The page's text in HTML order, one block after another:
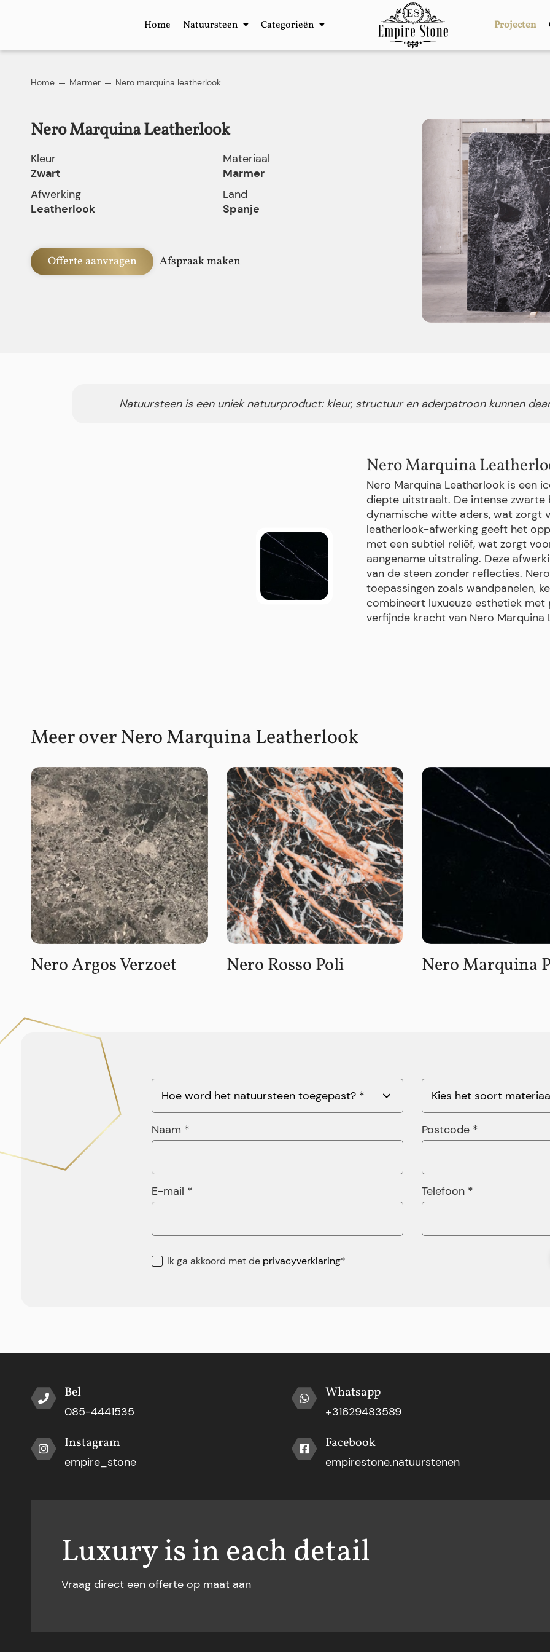
Home Natuursteen Categorieën Projecten
Home Marmer Nero marquina leatherlook
Nero Marquina Leatherlook
Kleur
Zwart
Afwerking
Leatherlook
Materiaal
Marmer
Land
Spanje
Offerte aanvragen Afspraak maken
Natuursteen is een uniek natuurproduct: kleur, structuur en aderpatroon kunnen
Nero Marquina
Nero Marquina Leatherlook is een
diepte uitstraalt. De intense
dynamische witte aders, wat zorgt
leatherlook-afwerking geeft het
met een subtiel reliëf, wat zorgt
aangename uitstraling. Deze
van de steen zonder reflecties.
toepassingen zoals wandpanelen,
combineert luxueuze esthetiek
verfijnde kracht van Nero Marquina
Meer over Nero Marquina Leatherlook
Nero Argos Verzoet Nero Rosso Poli Nero Marquina
Naam * Postcode *
E-mail * Telefoon *
Ik ga akkoord met de privacyverklaring*
Bel
085-4441535
Whatsapp
+31629483589
Instagram
empire_stone
Facebook
empirestone.natuurstenen
Luxury is in each detail
Vraag direct een offerte op maat aan